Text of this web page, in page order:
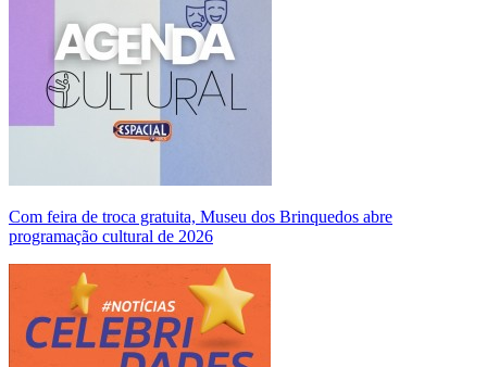
Com feira de troca gratuita, Museu dos Brinquedos abre
programação cultural de 2026